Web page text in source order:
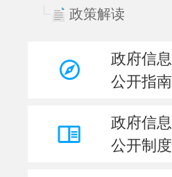
政策解读
政府信息
公开指南
政府信息
公开制度